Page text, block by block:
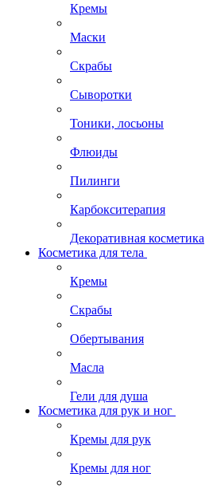
Кремы
Маски
Скрабы
Сыворотки
Тоники, лосьоны
Флюиды
Пилинги
Карбокситерапия
Декоративная косметика
Косметика для тела
Кремы
Скрабы
Обертывания
Масла
Гели для душа
Косметика для рук и ног
Кремы для рук
Кремы для ног